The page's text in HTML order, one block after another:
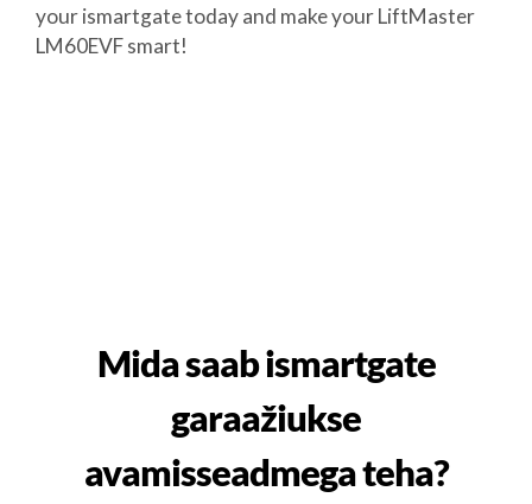
your ismartgate today and make your LiftMaster
LM60EVF smart!
Mida saab ismartgate
garaažiukse
avamisseadmega teha?